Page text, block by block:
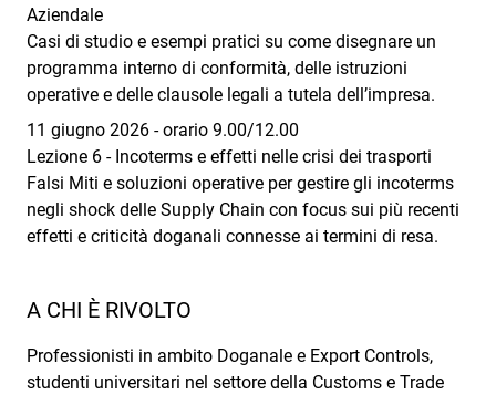
Aziendale
Casi di studio e esempi pratici su come disegnare un
programma interno di conformità, delle istruzioni
operative e delle clausole legali a tutela dell’impresa.
11 giugno 2026 - orario 9.00/12.00
Lezione 6 - Incoterms e effetti nelle crisi dei trasporti
Falsi Miti e soluzioni operative per gestire gli incoterms
negli shock delle Supply Chain con focus sui più recenti
effetti e criticità doganali connesse ai termini di resa.
A CHI È RIVOLTO
Professionisti in ambito Doganale e Export Controls,
studenti universitari nel settore della Customs e Trade